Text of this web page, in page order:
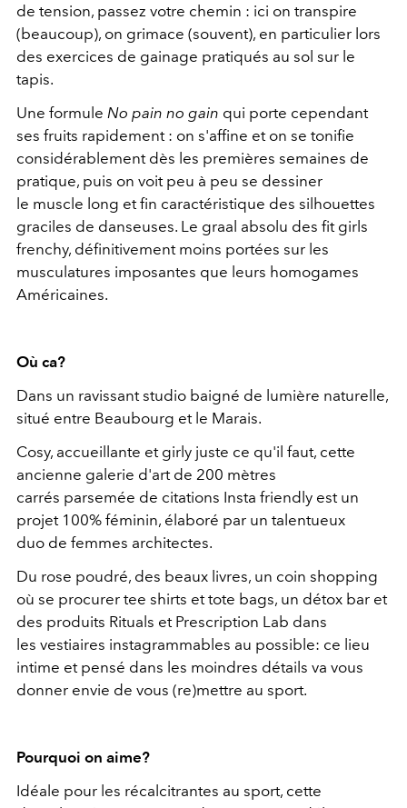
de tension, passez votre chemin : ici on transpire
(beaucoup), on grimace (souvent), en particulier lors
des exercices de gainage pratiqués au sol sur le
tapis.
Une formule No pain no gain qui porte cependant
ses fruits rapidement : on s'affine et on se tonifie
considérablement dès les premières semaines de
pratique, puis on voit peu à peu se dessiner
le muscle long et fin caractéristique des silhouettes
graciles de danseuses. Le graal absolu des fit girls
frenchy, définitivement moins portées sur les
musculatures imposantes que leurs homogames
Américaines.
Où ca?
Dans un ravissant studio baigné de lumière naturelle,
situé entre Beaubourg et le Marais.
Cosy, accueillante et girly juste ce qu'il faut, cette
ancienne galerie d'art de 200 mètres
carrés parsemée de citations Insta friendly est un
projet 100% féminin, élaboré par un talentueux
duo de femmes architectes.
Du rose poudré, des beaux livres, un coin shopping
où se procurer tee shirts et tote bags, un détox bar et
des produits Rituals et Prescription Lab dans
les vestiaires instagrammables au possible: ce lieu
intime et pensé dans les moindres détails va vous
donner envie de vous (re)mettre au sport.
Pourquoi on aime?
Idéale pour les récalcitrantes au sport, cette